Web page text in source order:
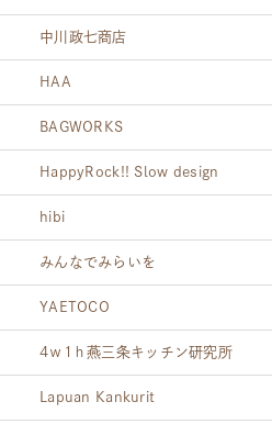
中川政七商店
HAA
BAGWORKS
HappyRock!! Slow design
hibi
みんなでみらいを
YAETOCO
4ｗ1ｈ燕三条キッチン研究所
Lapuan Kankurit